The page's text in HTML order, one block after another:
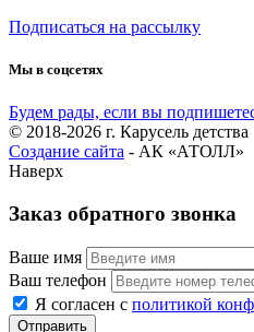
Подписаться на рассылку
Мы в соцсетях
Будем рады, если вы
© 2018-2026 г. Карусель детства
Создание сайта - АК «АТОЛЛ»
Наверх
Заказ обратного звонка
Ваше имя
Ваш телефон
Я согласен с политикой
Отправить